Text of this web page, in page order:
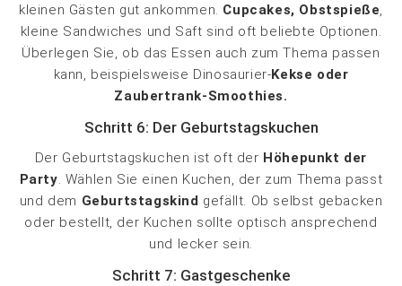
kleinen Gästen gut ankommen. Cupcakes, Obstspieße,
kleine Sandwiches und Saft sind oft beliebte Optionen.
Überlegen Sie, ob das Essen auch zum Thema passen
kann, beispielsweise Dinosaurier-Kekse oder
Zaubertrank-Smoothies.
Schritt 6: Der Geburtstagskuchen
Der Geburtstagskuchen ist oft der Höhepunkt der
Party. Wählen Sie einen Kuchen, der zum Thema passt
und dem Geburtstagskind gefällt. Ob selbst gebacken
oder bestellt, der Kuchen sollte optisch ansprechend
und lecker sein.
Schritt 7: Gastgeschenke